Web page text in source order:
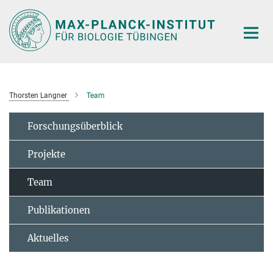
Hauptinhalt
Thorsten Langner Team
Forschungsüberblick
Projekte
Team
Publikationen
Aktuelles